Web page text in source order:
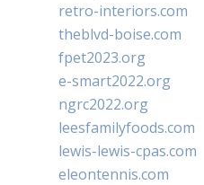
retro-interiors.com
theblvd-boise.com
fpet2023.org
e-smart2022.org
ngrc2022.org
leesfamilyfoods.com
lewis-lewis-cpas.com
eleontennis.com